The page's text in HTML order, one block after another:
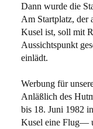
Dann wurde die
Am Startplatz, der
Kusel ist, soll mit
Aussichtspunkt
einlädt.
Werbung für
Anläßlich des
bis 18. Juni 1982
Kusel eine Flug—